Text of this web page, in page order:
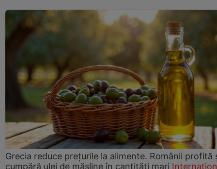
Grecia reduce prețurile la alimente. Românii profită
cumpără ulei de măsline în cantități mari